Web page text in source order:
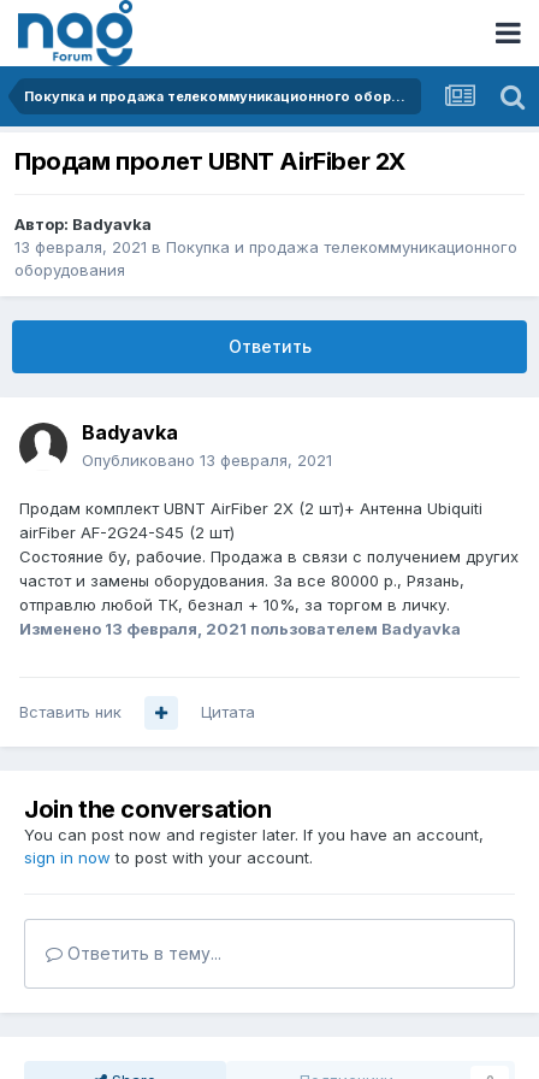
Покупка и продажа телекоммуникационного оборудования
Продам пролет UBNT AirFiber 2X
Автор: Badyavka
13 февраля, 2021 в Покупка и продажа телекоммуникационного
оборудования
Ответить
Badyavka
Опубликовано 13 февраля, 2021
Продам комплект UBNT AirFiber 2X (2 шт)+ Антенна Ubiquiti
airFiber AF-2G24-S45 (2 шт)
Состояние бу, рабочие. Продажа в связи с получением других
частот и замены оборудования. За все 80000 р., Рязань,
отправлю любой ТК, безнал + 10%, за торгом в личку.
Изменено 13 февраля, 2021 пользователем Badyavka
Вставить ник Цитата
Join the conversation
You can post now and register later. If you have an account,
sign in now to post with your account.
Ответить в тему...